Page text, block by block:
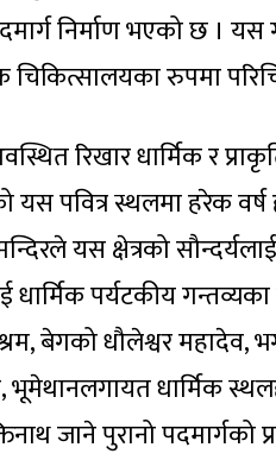
निर्माण भएको छ ।
चिकित्सालयका रुपमा
रिखार धार्मिक र
पवित्र स्थलमा हरेक वर्ष
यस क्षेत्रको
पर्यटकीय
बेगको धौलेश्वर महादेव,
भूमेथानलगायत धार्मिक
जाने पुरानो पदमार्गको